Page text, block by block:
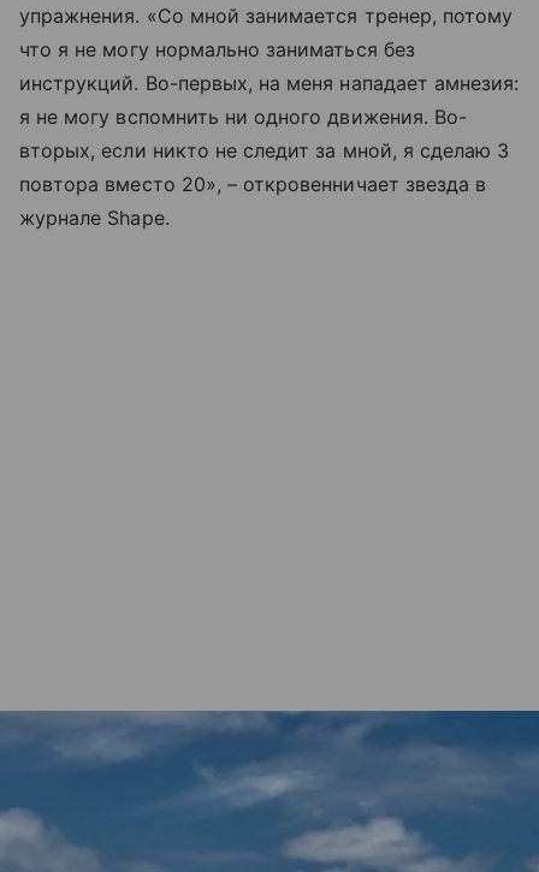
упражнения. «Со мной занимается тренер, потому
что я не могу нормально заниматься без
инструкций. Во-первых, на меня нападает амнезия:
я не могу вспомнить ни одного движения. Во-
вторых, если никто не следит за мной, я сделаю 3
повтора вместо 20», – откровенничает звезда в
журнале Shape.